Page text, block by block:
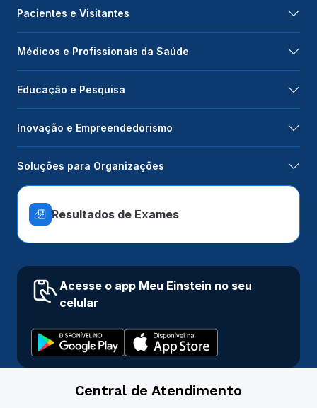
Pacientes e Visitantes
Médicos e Profissionais da Saúde
Educação e Pesquisa
Inovação e Empreendedorismo
Soluções para Organizações
Resultados de Exames
Acesse o app Meu Einstein no seu
celular
Central de Atendimento